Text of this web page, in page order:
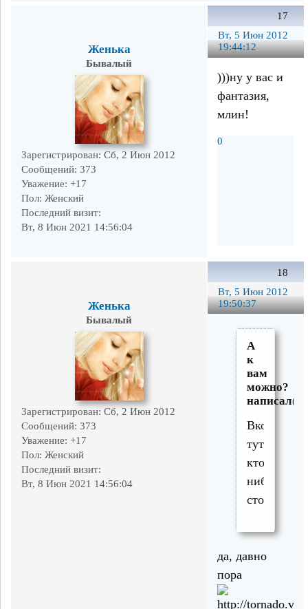
17
Вт, 5 Июн 2012
19:44:12
Женька
Бывалый
Зарегистрирован: Сб, 2 Июн 2012
Сообщений: 373
Уважение: +17
Пол: Женский
Последний визит:
Вт, 8 Июн 2021 14:56:04
)))ну у вас и
фантазия,
млин!
0
18
Вт, 5 Июн 2012
19:50:37
Женька
Бывалый
Зарегистрирован: Сб, 2 Июн 2012
Сообщений: 373
Уважение: +17
Пол: Женский
Последний визит:
Вт, 8 Июн 2021 14:56:04
А
к
вам
можно?
Вкопайте
тут
кто-
нибудь
столик
да, давно
пора